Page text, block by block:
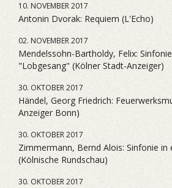
10. NOVEMBER 2017
Antonin Dvorak: Requiem (L'Echo)
02. NOVEMBER 2017
Mendelssohn-Bartholdy, Felix:
"Lobgesang" (Kölner Stadt-Anzeiger)
30. OKTOBER 2017
Händel, Georg Friedrich:
Anzeiger Bonn)
30. OKTOBER 2017
Zimmermann, Bernd Alois: Sinfonie in
(Kölnische Rundschau)
30. OKTOBER 2017